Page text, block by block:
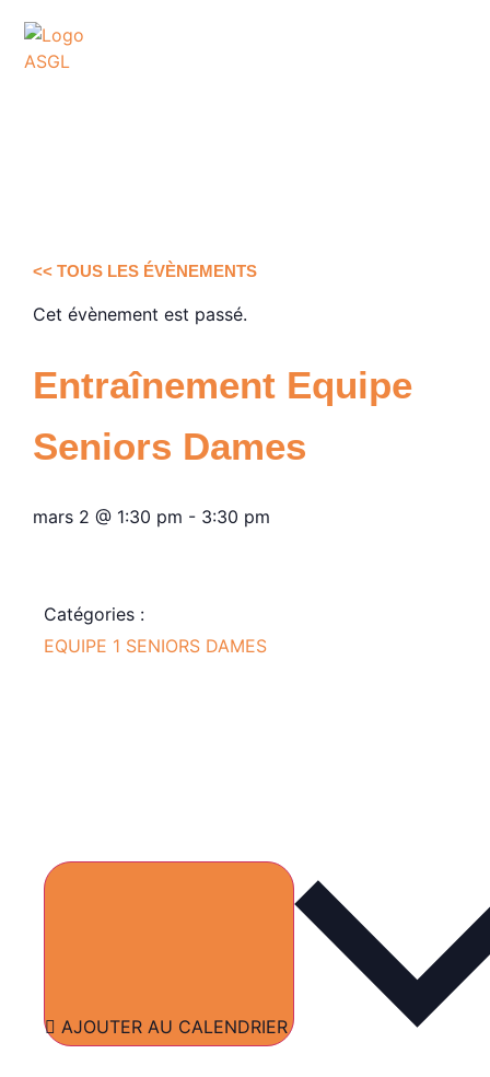
<< TOUS LES ÉVÈNEMENTS
Cet évènement est passé.
Entraînement Equipe
Seniors Dames
mars 2 @ 1:30 pm - 3:30 pm
Catégories :
EQUIPE 1 SENIORS DAMES
AJOUTER AU CALENDRIER